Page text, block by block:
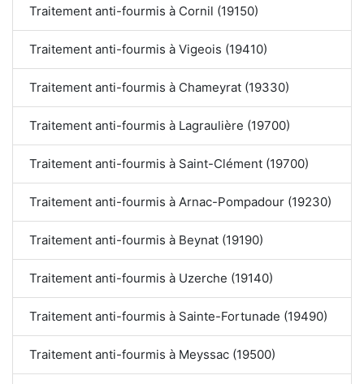
Traitement anti-fourmis à Cornil (19150)
Traitement anti-fourmis à Vigeois (19410)
Traitement anti-fourmis à Chameyrat (19330)
Traitement anti-fourmis à Lagraulière (19700)
Traitement anti-fourmis à Saint-Clément (19700)
Traitement anti-fourmis à Arnac-Pompadour (19230)
Traitement anti-fourmis à Beynat (19190)
Traitement anti-fourmis à Uzerche (19140)
Traitement anti-fourmis à Sainte-Fortunade (19490)
Traitement anti-fourmis à Meyssac (19500)